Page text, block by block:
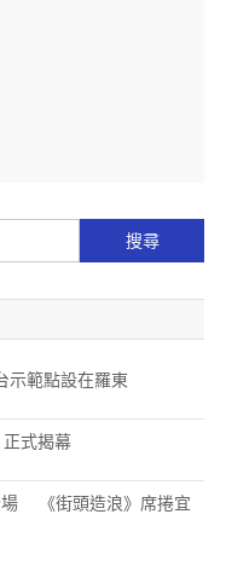
示範點設在羅東
式揭幕
場 《街頭造浪》席捲宜